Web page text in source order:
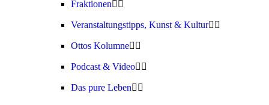
Fraktionen
Veranstaltungstipps, Kunst & Kultur
Ottos Kolumne
Podcast & Video
Das pure Leben